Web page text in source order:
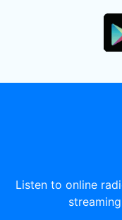
Listen to online